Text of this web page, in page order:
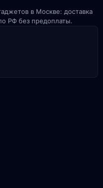
в Москве: доставка
РФ без предоплаты.